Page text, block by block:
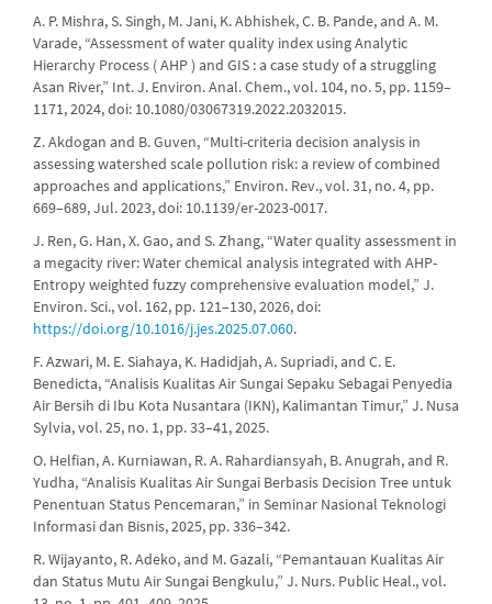
A. P. Mishra, S. Singh, M. Jani, K. Abhishek, C. B. Pande, and A. M.
Varade, “Assessment of water quality index using Analytic
Hierarchy Process ( AHP ) and GIS : a case study of a struggling
Asan River,” Int. J. Environ. Anal. Chem., vol. 104, no. 5, pp. 1159–
1171, 2024, doi: 10.1080/03067319.2022.2032015.
Z. Akdogan and B. Guven, “Multi-criteria decision analysis in
assessing watershed scale pollution risk: a review of combined
approaches and applications,” Environ. Rev., vol. 31, no. 4, pp.
669–689, Jul. 2023, doi: 10.1139/er-2023-0017.
J. Ren, G. Han, X. Gao, and S. Zhang, “Water quality assessment in
a megacity river: Water chemical analysis integrated with AHP-
Entropy weighted fuzzy comprehensive evaluation model,” J.
Environ. Sci., vol. 162, pp. 121–130, 2026, doi:
https://doi.org/10.1016/j.jes.2025.07.060.
F. Azwari, M. E. Siahaya, K. Hadidjah, A. Supriadi, and C. E.
Benedicta, “Analisis Kualitas Air Sungai Sepaku Sebagai Penyedia
Air Bersih di Ibu Kota Nusantara (IKN), Kalimantan Timur,” J. Nusa
Sylvia, vol. 25, no. 1, pp. 33–41, 2025.
O. Helfian, A. Kurniawan, R. A. Rahardiansyah, B. Anugrah, and R.
Yudha, “Analisis Kualitas Air Sungai Berbasis Decision Tree untuk
Penentuan Status Pencemaran,” in Seminar Nasional Teknologi
Informasi dan Bisnis, 2025, pp. 336–342.
R. Wijayanto, R. Adeko, and M. Gazali, “Pemantauan Kualitas Air
dan Status Mutu Air Sungai Bengkulu,” J. Nurs. Public Heal., vol.